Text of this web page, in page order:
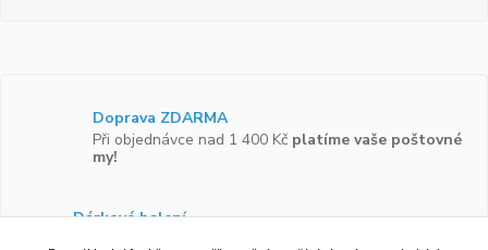
Doprava ZDARMA
Při objednávce nad 1 400 Kč platíme vaše poštovné
my!
Dárkové balení